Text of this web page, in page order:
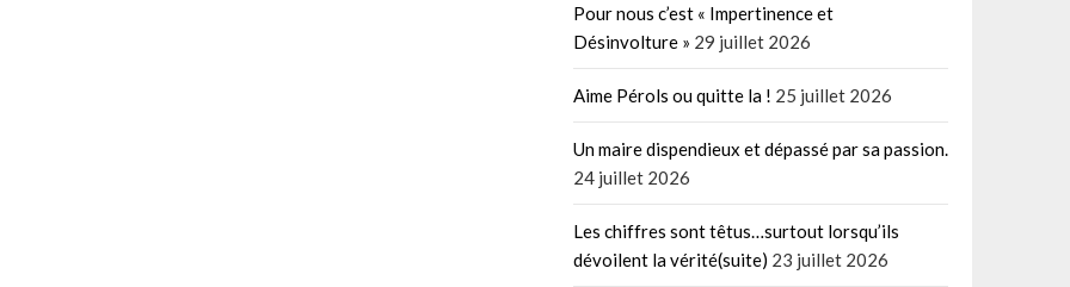
Pour nous c’est « Impertinence et
Désinvolture » 29 juillet 2026
Aime Pérols ou quitte la ! 25 juillet 2026
Un maire dispendieux et dépassé par sa passion.
24 juillet 2026
Les chiffres sont têtus…surtout lorsqu’ils
dévoilent la vérité(suite) 23 juillet 2026